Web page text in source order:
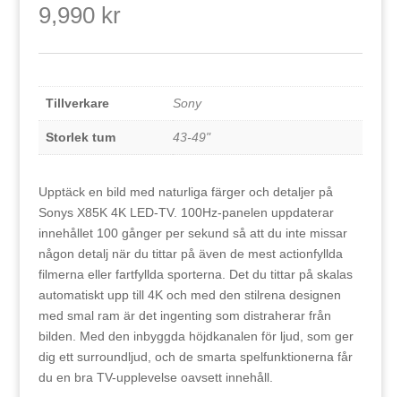
9,990 kr
Tillverkare Sony
Storlek tum 43-49"
Upptäck en bild med naturliga färger och detaljer på
Sonys X85K 4K LED-TV. 100Hz-panelen uppdaterar
innehållet 100 gånger per sekund så att du inte missar
någon detalj när du tittar på även de mest actionfyllda
filmerna eller fartfyllda sporterna. Det du tittar på skalas
automatiskt upp till 4K och med den stilrena designen
med smal ram är det ingenting som distraherar från
bilden. Med den inbyggda höjdkanalen för ljud, som ger
dig ett surroundljud, och de smarta spelfunktionerna får
du en bra TV-upplevelse oavsett innehåll.